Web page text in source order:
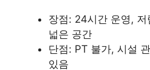
장점: 24시간 운영,
넓은 공간
단점: PT 불가, 시설
있음